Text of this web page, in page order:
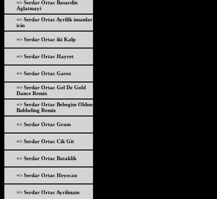
=> Serdar Ortac Basardin
Aglatmayi
=> Serdar Ortac Ayrilik insanlar
icin
=> Serdar Ortac iki Kalp
=> Serdar Ortac Hayret
=> Serdar Ortac Garez
=> Serdar Ortac Gel De Gold
Dance Remix
=> Serdar Ortac Bebegim Oldun
Bubbeling Remix
=> Serdar Ortac Gram
=> Serdar Ortac Cik Git
=> Serdar Ortac Bataklik
=> Serdar Ortac Heyecan
=> Serdar Ortac Ayrilmam